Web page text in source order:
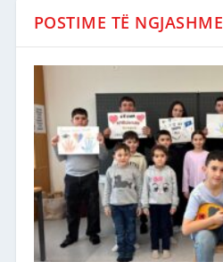
POSTIME TË NGJASHME